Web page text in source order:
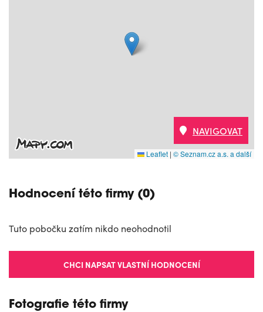
Leaflet | © Seznam.cz a.s. a další
NAVIGOVAT
Hodnocení této firmy (0)
Tuto pobočku zatím nikdo neohodnotil
CHCI NAPSAT VLASTNÍ HODNOCENÍ
Fotografie této firmy